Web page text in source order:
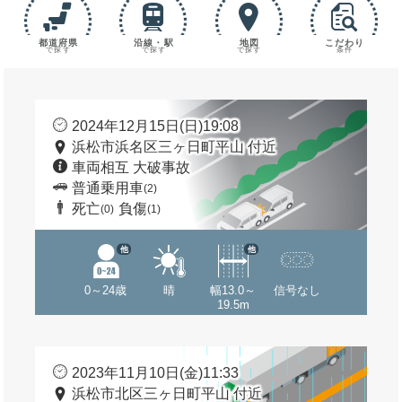
都道府県
で探す
沿線・駅
で探す
地図
で探す
こだわり
条件
2024年12月15日(日)19:08
浜松市浜名区三ヶ日町平山 付近
車両相互 大破事故
普通乗用車(2)
死亡(0) 負傷(1)
0～24歳
他
晴
幅13.0～
19.5m
他
信号なし
2023年11月10日(金)11:33
浜松市北区三ヶ日町平山 付近